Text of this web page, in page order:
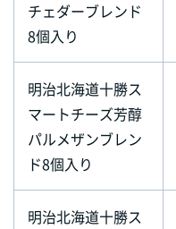
チェダーブレンド
8個入り
明治北海道十勝ス
マートチーズ芳醇
パルメザンブレン
ド8個入り
明治北海道十勝ス